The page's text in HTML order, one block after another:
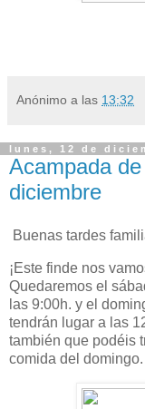
Anónimo a las 13:32
lunes, 12 de
Acampada
diciembre
Buenas tardes
¡Este finde nos
Quedaremos el
las 9:00h. y el
tendrán lugar a las
también que podéis
comida del domingo.